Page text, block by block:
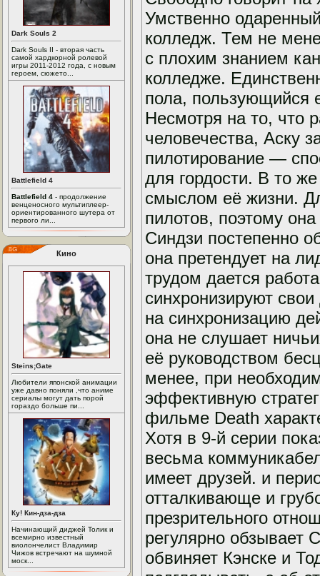
Dark Souls 2
Dark Souls II - вторая часть
самой хардкорной ролевой
игры 2011-2012 года, с новым
героем, сюжето...
Battlefield 4
Battlefield 4 - продолжение
венценосного мультиплеер-
ориентированного шутера от
первого ли...
Кино
Steins;Gate
Любители японской анимации
уже давно поняли ,что аниме
сериалы могут дать порой
гораздо больше пи...
Ку! Кин-дза-дза
Начинающий диджей Толик и
всемирно известный
виолончелист Владимир
Чижов встречают на шумной
моск...
Умственно
колледж. Тем не
с плохим знанием
колледже.
пола, пользующийся
Несмотря на то, что
человечества, Аску
пилотирование —
для гордости. В то
смыслом её жизни.
пилотов, поэтому
Синдзи постепенно
она претендует на
трудом дается
синхронизируют
на синхронизацию
она не слушает
её руководством
менее, при
эффективную
фильме Death
Хотя в 9-й серии
весьма
имеет друзей. и
отталкивающе и
презрительного
регулярно обзывает
обвиняет Кэнске и